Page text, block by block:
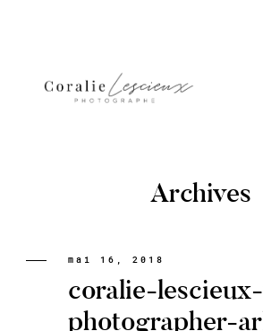
Portfolio
A PROPOS CORALIE
Archives
mai 16, 2018
coralie-
photographer-